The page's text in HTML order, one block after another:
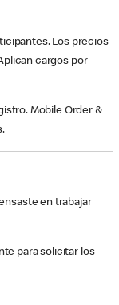
Los precios
cargos por
Mobile Order &
en trabajar
para solicitar los